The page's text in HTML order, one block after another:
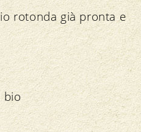
rotonda già pronta e
bio